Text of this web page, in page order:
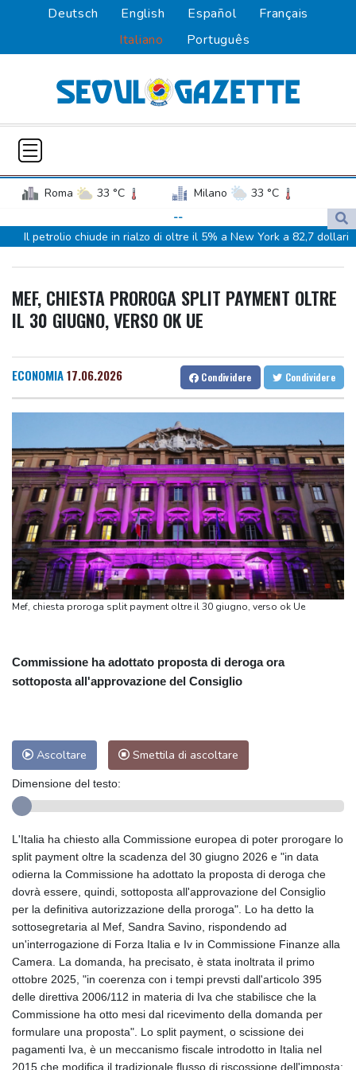
Deutsch English Español
Français
Italiano
Português
Roma 33 °C Milano
33 °C
Napoli
30 °C
--
Il petrolio chiude in rialzo di oltre il 5% a New York a 82,7 dollari
Presidente Colombia, il bilancio del terremoto è di 111 morti
Terremoto in Colombia, almeno 82 le vittime
Per il Summer Jamboree 165 artisti da 13 Paesi e 13 milioni di
Riserva strategica di petrolio Usa sotto 300 milioni di barili, minimi
Riserva strategica di petrolio Usa sotto 300 milioni di barili, minimi
43 anni
Allarme per batterio mangiarne a Messina, l'Iss 'rischio
estremamente basso'
MEF, CHIESTA PROROGA SPLIT PAYMENT OLTRE
IL 30 GIUGNO, VERSO OK UE
ECONOMIA17.06.2026 Condividere Condividere
Mef, chiesta proroga split payment oltre il 30 giugno, verso ok Ue
Commissione ha adottato proposta di deroga ora
sottoposta all'approvazione del Consiglio
Ascoltare Smettila di ascoltare
Dimensione del testo:
L'Italia ha chiesto alla Commissione europea di poter prorogare lo
split payment oltre la scadenza del 30 giugno 2026 e "in data
odierna la Commissione ha adottato la proposta di deroga che
dovrà essere, quindi, sottoposta all'approvazione del Consiglio
per la definitiva autorizzazione della proroga". Lo ha detto la
sottosegretaria al Mef, Sandra Savino, rispondendo ad
un'interrogazione di Forza Italia e Iv in Commissione Finanze alla
Camera. La domanda, ha precisato, è stata inoltrata il primo
ottobre 2025, "in coerenza con i tempi prevsti dall'articolo 395
delle direttiva 2006/112 in materia di Iva che stabilisce che la
Commissione ha otto mesi dal ricevimento della domanda per
formulare una proposta". Lo split payment, o scissione dei
pagamenti Iva, è un meccanismo fiscale introdotto in Italia nel
2015 che modifica il tradizionale flusso di riscossione dell'imposta: